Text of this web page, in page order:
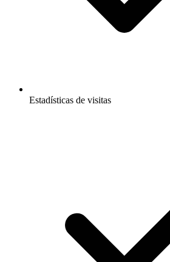
Estadísticas de visitas